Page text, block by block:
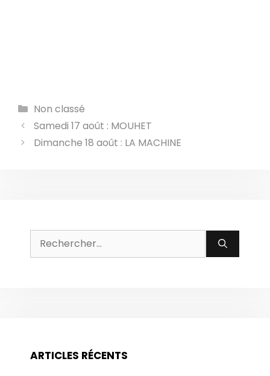
Catégories
Non classé
Samedi 17 août : MOUHET
Dimanche 18 août : LA MACHINE
Rechercher :
ARTICLES RÉCENTS